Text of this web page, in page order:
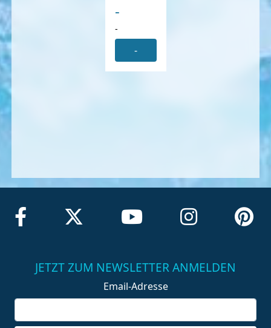
-
-
-
JETZT ZUM NEWSLETTER ANMELDEN
Email-Adresse